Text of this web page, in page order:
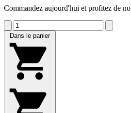
Commandez aujourd'hui et profitez de
Dans le panier